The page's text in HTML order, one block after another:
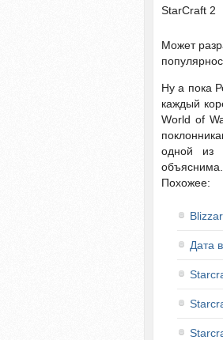
StarCraft 2
Может
Ну а пока
каждый
World of
одной из
объяснима.
Похожее:
Дата